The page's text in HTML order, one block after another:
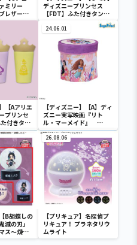
ミリー
レザーコ
ディズニープリンセス
【FDT】ふた付きタンブ
【Aアリエ
プリンセ
付きタン
24.06.01
【ディズニー】【A】ディ
ズニー実写映画『リト
ル・マーメイド』
[PtZ]折り畳みボックス
チェアー
B胡蝶しの
滅の刃」
ス～煉獄
のぶ～
26.08.06
【プリキュア】名探偵プ
リキュア！ プラネタリウ
ムライト